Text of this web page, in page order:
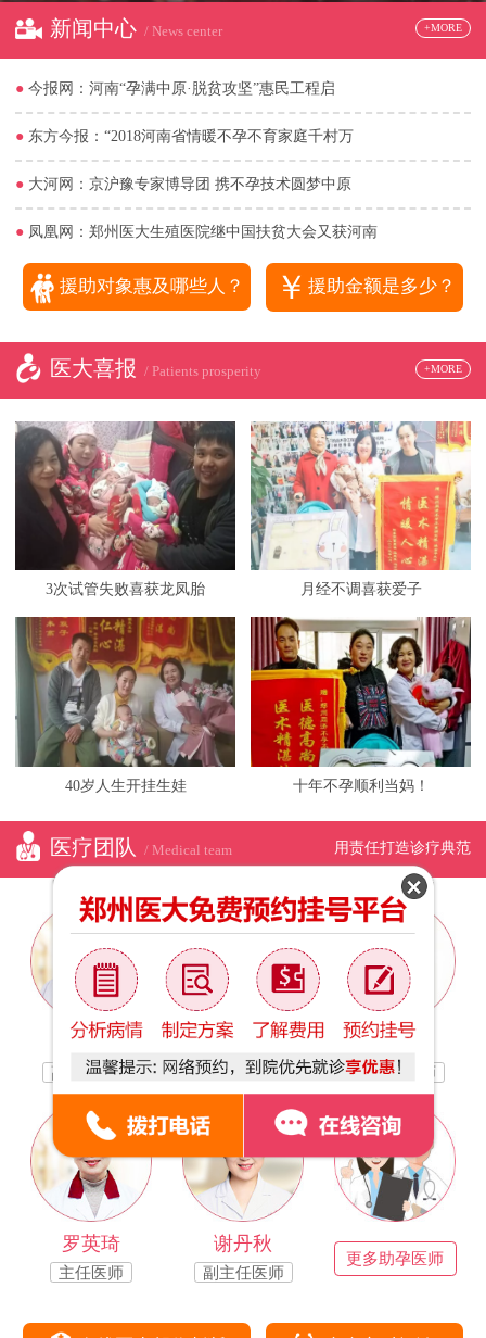
新闻中心 / News center +MORE
● 今报网：河南“孕满中原·脱贫攻坚”惠民工程启
● 东方今报：“2018河南省情暖不孕不育家庭千村万
● 大河网：京沪豫专家博导团 携不孕技术圆梦中原
● 凤凰网：郑州医大生殖医院继中国扶贫大会又获河南
援助对象惠及哪些人？ ￥ 援助金额是多少？
医大喜报 / Patients prosperity +MORE
3次试管失败喜获龙凤胎 月经不调喜获爱子
40岁人生开挂生娃 十年不孕顺利当妈！
医疗团队 / Medical team 用责任打造诊疗典范
林银凤
副主任医师
于万茹
副主任医师
路宝霞
副主任医师
罗英琦
主任医师
谢丹秋
副主任医师
更多助孕医师